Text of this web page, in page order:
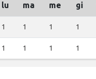
lu ma me gi
1 1 1 1
1 1 1 1